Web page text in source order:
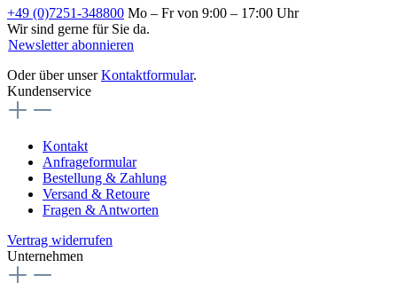
+49 (0)7251-348800 Mo – Fr von 9:00 – 17:00 Uhr
Wir sind gerne für Sie da.
Newsletter abonnieren
Oder über unserKontaktformular.
Kundenservice
Kontakt
Anfrageformular
Bestellung & Zahlung
Versand & Retoure
Fragen & Antworten
Vertrag widerrufen
Unternehmen